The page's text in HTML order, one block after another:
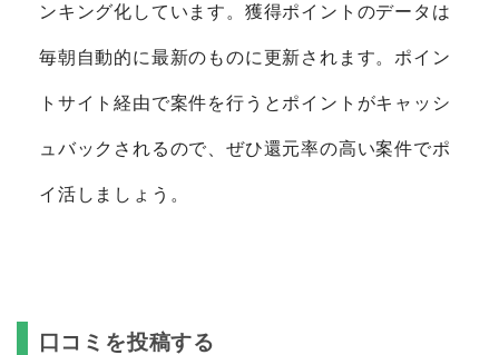
ンキング化しています。獲得ポイントのデータは
毎朝自動的に最新のものに更新されます。ポイン
トサイト経由で案件を行うとポイントがキャッシ
ュバックされるので、ぜひ還元率の高い案件でポ
イ活しましょう。
口コミを投稿する